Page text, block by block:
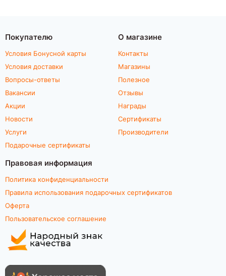
Покупателю
Условия Бонусной карты
Условия доставки
Вопросы-ответы
Вакансии
Акции
Новости
Услуги
Подарочные сертификаты
О магазине
Контакты
Магазины
Полезное
Отзывы
Награды
Сертификаты
Производители
Правовая информация
Политика конфиденциальности
Правила использования подарочных сертификатов
Оферта
Пользовательское соглашение